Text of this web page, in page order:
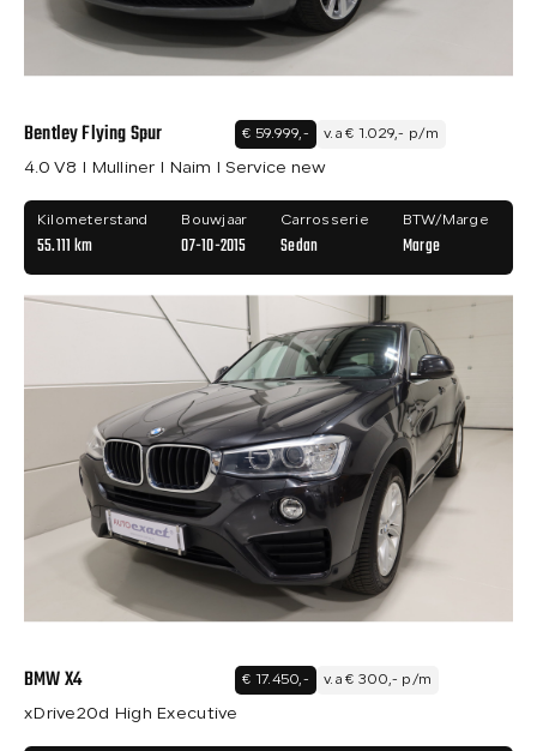
Bentley Flying Spur € 59.999,- v.a € 1.029,- p/m
4.0 V8 I Mulliner I Naim I Service new
Kilometerstand
55.111 km
Bouwjaar
07-10-2015
Carrosserie
Sedan
BTW/Marge
Marge
BMW X4 € 17.450,- v.a € 300,- p/m
xDrive20d High Executive